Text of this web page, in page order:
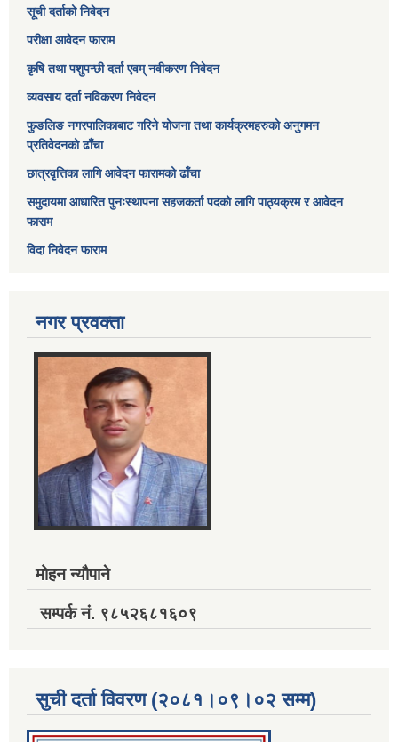
सूची दर्ताको निवेदन
परीक्षा आवेदन फाराम
कृषि तथा पशुपन्छी दर्ता एवम् नवीकरण निवेदन
व्यवसाय दर्ता नविकरण निवेदन
फुङलिङ नगरपालिकाबाट गरिने योजना तथा कार्यक्रमहरुको अनुगमन
प्रतिवेदनको ढाँचा
छात्रवृत्तिका लागि आवेदन फारामको ढाँचा
समुदायमा आधारित पुनःस्थापना सहजकर्ता पदको लागि पाठ्यक्रम र आवेदन
फाराम
विदा निवेदन फाराम
नगर प्रवक्ता
मोहन न्यौपाने
सम्पर्क नं. ९८५२६८१६०९
सुची दर्ता विवरण (२०८१।०९।०२ सम्म)